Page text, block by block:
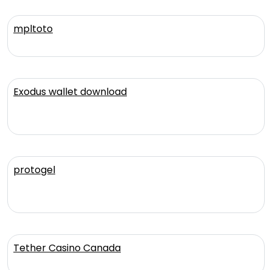
mpltoto
Exodus wallet download
protogel
Tether Casino Canada